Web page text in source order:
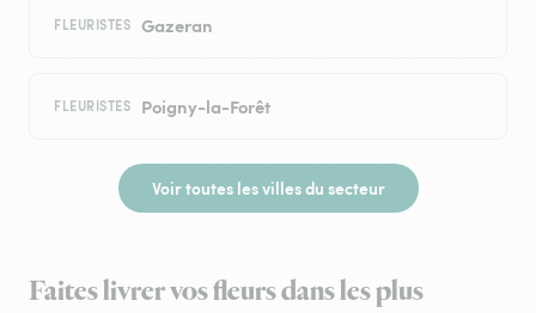
FLEURISTES Gazeran
FLEURISTES Poigny-la-Forêt
Voir toutes les villes du secteur
Faites livrer vos fleurs dans les plus